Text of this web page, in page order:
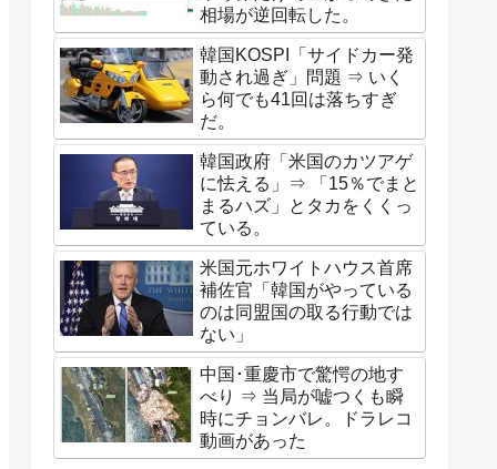
相場が逆回転した。
韓国KOSPI「サイドカー発
動され過ぎ」問題 ⇒ いく
ら何でも41回は落ちすぎ
だ。
韓国政府「米国のカツアゲ
に怯える」⇒ 「15％でまと
まるハズ」とタカをくくっ
ている。
米国元ホワイトハウス首席
補佐官「韓国がやっている
のは同盟国の取る行動では
ない」
中国･重慶市で驚愕の地す
べり ⇒ 当局が嘘つくも瞬
時にチョンバレ。ドラレコ
動画があった